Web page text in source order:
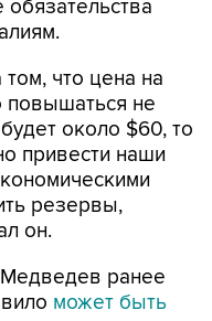
что цена на
около $60, то
привести наши
резервы,
он.
ранее